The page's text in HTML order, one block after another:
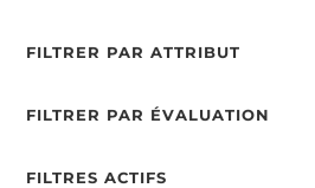
FILTRER PAR ATTRIBUT
FILTRER PAR ÉVALUATION
FILTRES ACTIFS